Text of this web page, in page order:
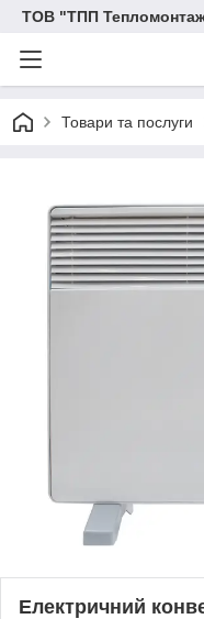
ТОВ "ТПП
Товари та послуги
Електричний